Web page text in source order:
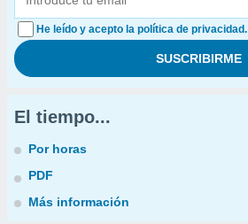
He leído y acepto la política de privacidad.
El tiempo...
Por horas
PDF
Más información